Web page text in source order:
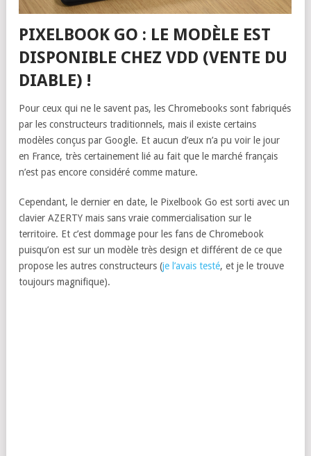
PIXELBOOK GO : LE MODÈLE EST
DISPONIBLE CHEZ VDD (VENTE DU
DIABLE) !
Pour ceux qui ne le savent pas, les Chromebooks sont fabriqués
par les constructeurs traditionnels, mais il existe certains
modèles conçus par Google. Et aucun d’eux n’a pu voir le jour
en France, très certainement lié au fait que le marché français
n’est pas encore considéré comme mature.
Cependant, le dernier en date, le Pixelbook Go est sorti avec un
clavier AZERTY mais sans vraie commercialisation sur le
territoire. Et c’est dommage pour les fans de Chromebook
puisqu’on est sur un modèle très design et différent de ce que
propose les autres constructeurs (je l’avais testé, et je le trouve
toujours magnifique).